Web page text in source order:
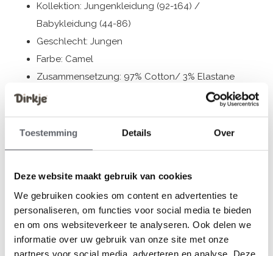
Toestemming Details Over
Deze website maakt gebruik van cookies
We gebruiken cookies om content en advertenties te
personaliseren, om functies voor social media te bieden
en om ons websiteverkeer te analyseren. Ook delen we
informatie over uw gebruik van onze site met onze
partners voor social media, adverteren en analyse. Deze
Kollektion: Jungenkleidung (92-164) /
Babykleidung (44-86)
Geschlecht: Jungen
Farbe: Camel
Zusammensetzung: 97% Cotton/ 3% Elastane
Artikelnummer: N58647-35
Die Bekleidung von Dirkje fällt größengerecht aus. Wir
empfehlen, die Größe auf der Basis der Körpergröße
Sollten Sie zweifeln, klicken Siehierfür unsere
Größentabelle.
Bewertungen